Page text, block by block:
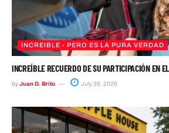
INCREIBLE - PERO ES LA PURA VERDAD
INCREÍBLE RECUERDO DE SU PARTICIPACIÓN EN
byJuan D. Brito July 28, 2026